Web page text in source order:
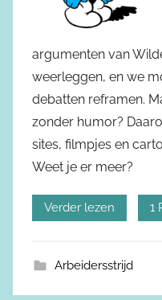
argumenten van
weerleggen, en we
debatten reframen.
zonder humor?
sites, filmpjes en
Weet je er meer?
Verder lezen 1
Arbeidersstrijd